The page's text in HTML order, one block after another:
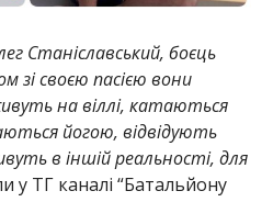
Станіславський, боєць
зі своєю пасією вони
на віллі, катаються
йогою, відвідують
в іншій реальності, для
у ТГ каналі “Батальйону